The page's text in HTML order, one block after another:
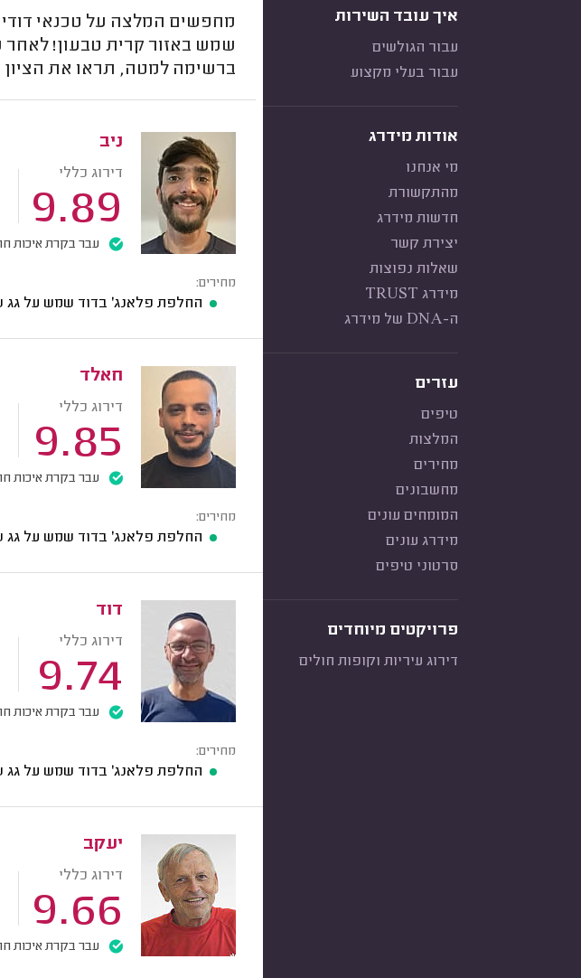
איך עובד השירות
עבור הגולשים
עבור בעלי מקצוע
אודות מידרג
מי אנחנו
מהתקשורת
חדשות מידרג
יצירת קשר
שאלות נפוצות
מידרג TRUST
ה-DNA של מידרג
עזרים
טיפים
המלצות
מחירים
מחשבונים
המומחים עונים
מידרג עונים
סרטוני טיפים
פרויקטים מיוחדים
דירוג עיריות וקופות חולים
מחפשים המלצה על טכנאי
שמש באזור קרית טבעון! לאחר
ברשימה למטה, תראו את
ניב
דירוג כללי
9.89
עבר בקרת איכות
מחירים:
החלפת פלאנג' בדוד שמש על גג
חאלד
דירוג כללי
9.85
עבר בקרת איכות
מחירים:
החלפת פלאנג' בדוד שמש על גג
דוד
דירוג כללי
9.74
עבר בקרת איכות
מחירים:
החלפת פלאנג' בדוד שמש על גג
יעקב
דירוג כללי
9.66
עבר בקרת איכות